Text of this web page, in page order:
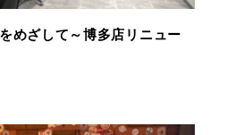
めざして～博多店リニュー